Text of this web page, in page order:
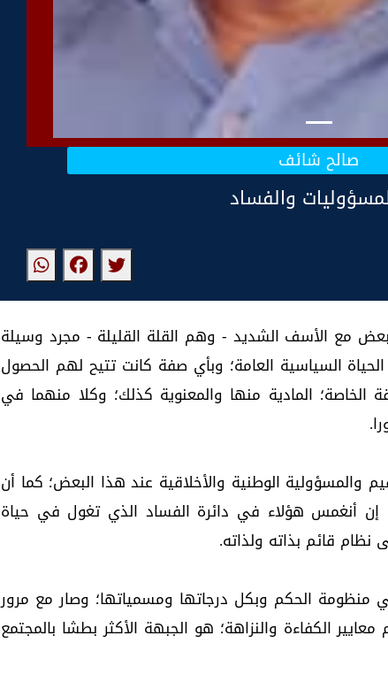
صالح شائف
والفساد
مع الأسف الشديد - وهم القلة القليلة - مجرد وسيلة
السياسية العامة؛ وبأي صفة كانت تتيح لهم الحصول
الخاصة؛ المادية منها والمعنوية كذلك؛ وكلا منهما في
والمسؤولية الوطنية والأخلاقية عند هذا البعض؛ كما أن
إن أنغمس هؤلاء في دائرة الفساد الذي تغول في حياة
قائم بذاته ولذاته.
منظومة الحكم وبكل درجاتها ومسمياتها؛ وصار مع مرور
الكفاءة والنزاهة؛ هو الجبهة الأكثر بطشا بالمجتمع